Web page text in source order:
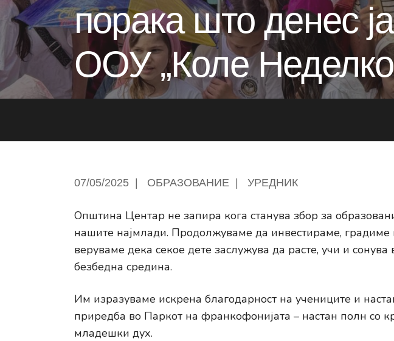
порака што денес
ООУ „Коле
07/05/2025 ОБРАЗОВАНИЕ УРЕДНИК
Општина Центар не запира кога станува збор за
нашите најмлади. Продолжуваме да инвестираме, градиме
веруваме дека секое дете заслужува да расте, учи и сонува
безбедна средина.
Им изразуваме искрена благодарност на учениците и
приредба во Паркот на франкофонијата – настан полн со
младешки дух.